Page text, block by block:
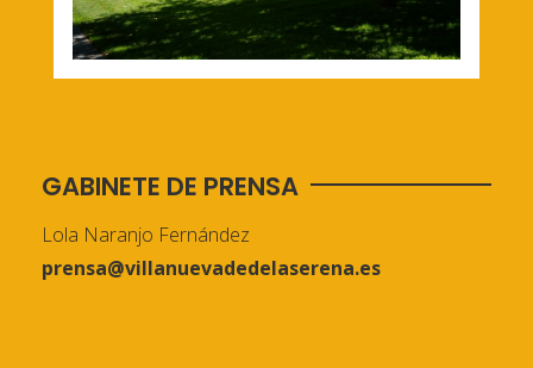
GABINETE DE PRENSA
Lola Naranjo Fernández
prensa@villanuevadedelaserena.es